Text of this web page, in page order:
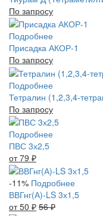
По запросу
Подробнее
Присадка АКОР-1
По запросу
Подробнее
Тетралин (1,2,3,4-
По запросу
Подробнее
ПВС 3х2,5
от 79 ₽
-11% Подробнее
ВВГнг(А)-LS 3х1,5
от 50 ₽ 56₽